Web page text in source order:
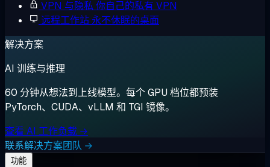
VPN 与隐私 你自己的私有 VPN
远程工作站 永不休眠的桌面
解决方案
AI 训练与推理
60 分钟从想法到上线模型。每个 GPU 档位都预装
PyTorch、CUDA、vLLM 和 TGI 镜像。
查看 AI 工作负载 →
联系解决方案团队 →